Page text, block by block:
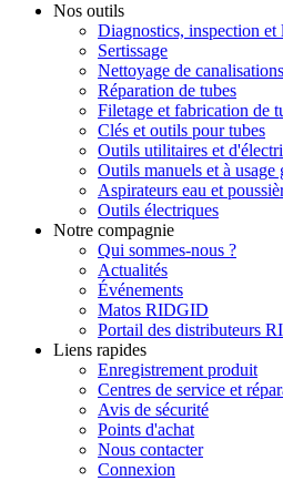
Nos outils
Diagnostics, inspection et
Sertissage
Nettoyage de canalisations
Réparation de tubes
Filetage et fabrication de
Clés et outils pour tubes
Outils utilitaires et
Outils manuels et à usage
Aspirateurs eau et
Outils électriques
Notre compagnie
Qui sommes-nous ?
Actualités
Événements
Matos RIDGID
Portail des distributeurs
Liens rapides
Enregistrement produit
Centres de service et
Avis de sécurité
Points d'achat
Nous contacter
Connexion